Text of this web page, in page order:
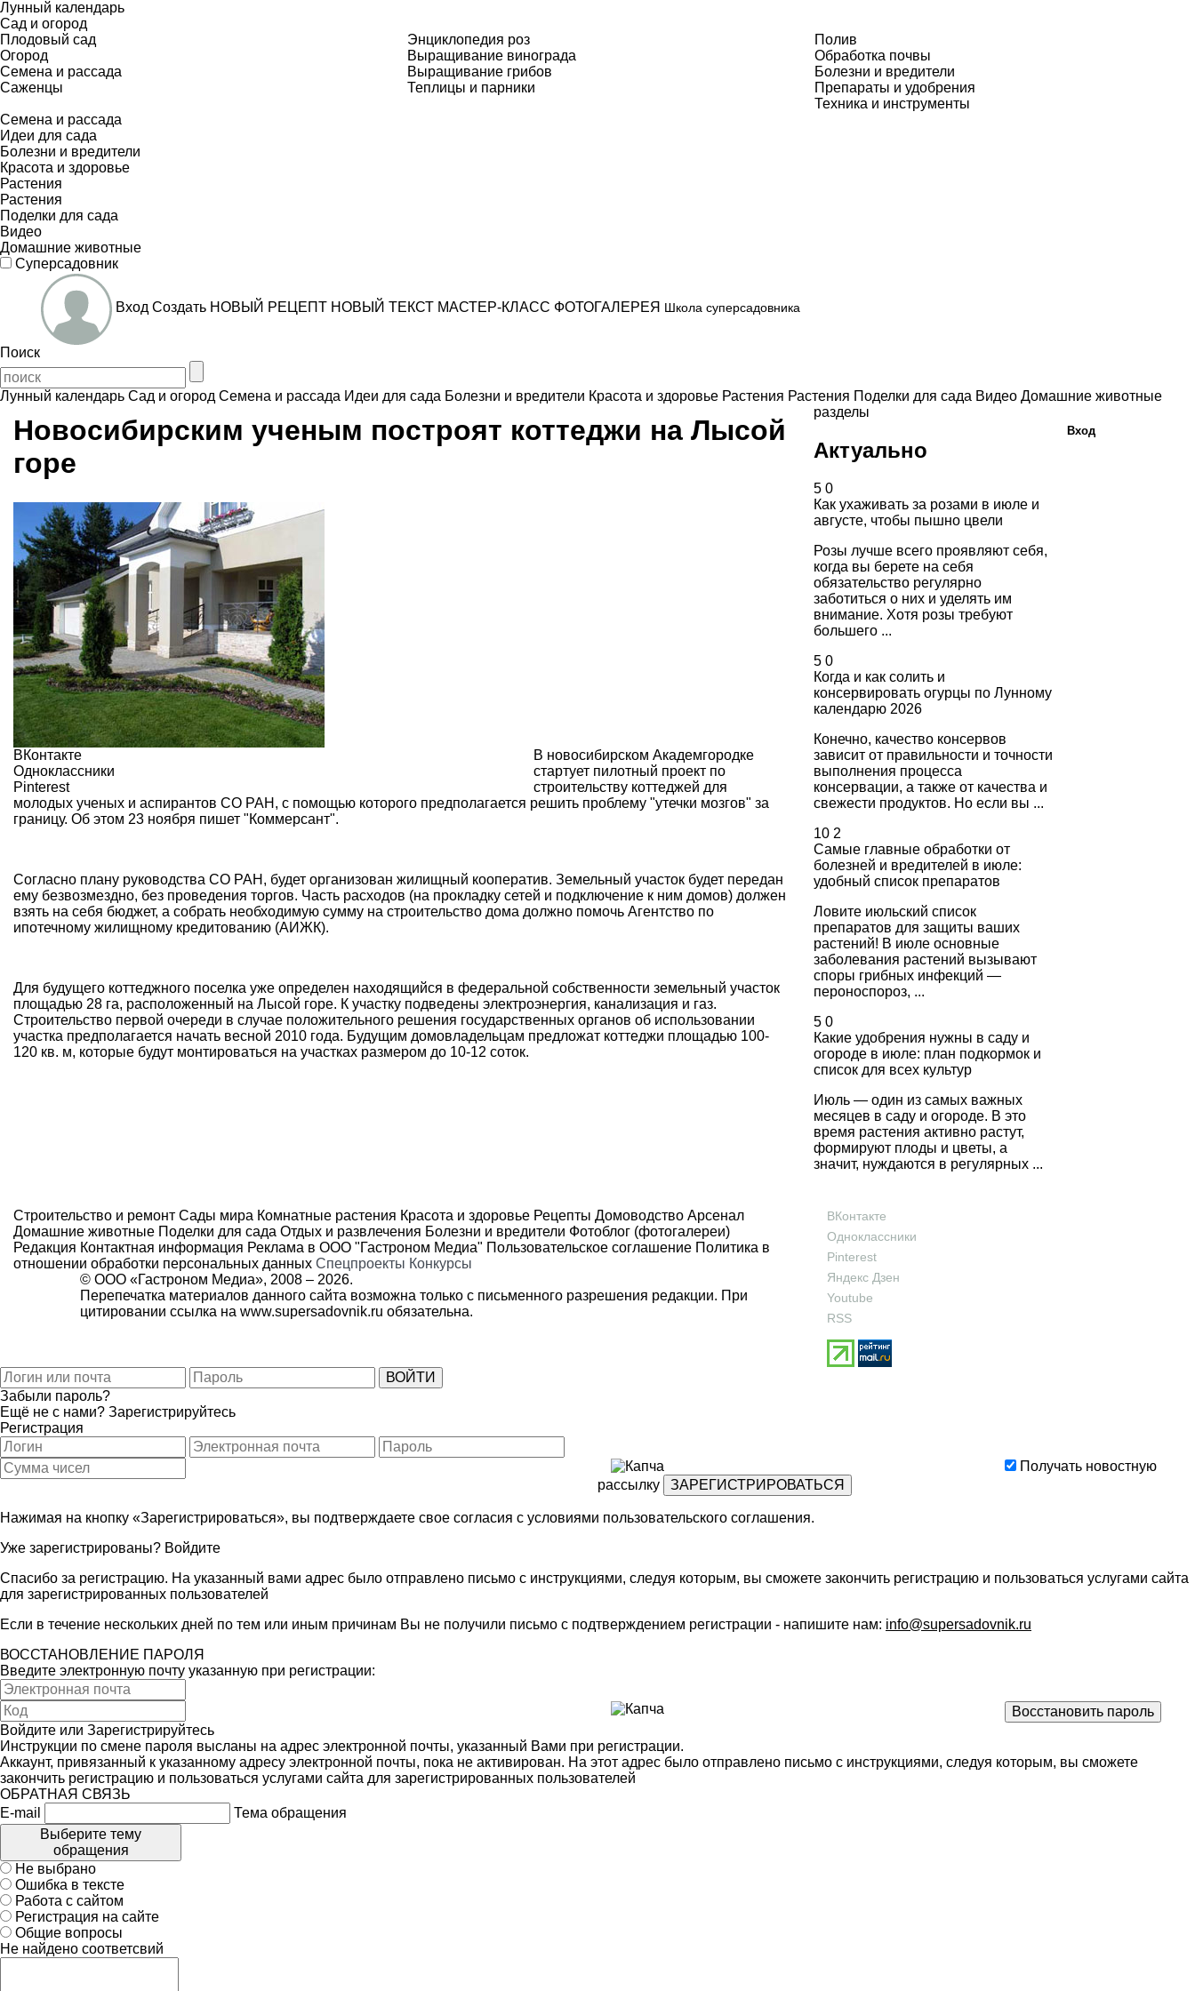
Лунный календарь
Сад и огород
Плодовый сад
Огород
Семена и рассада
Саженцы
Энциклопедия роз
Выращивание винограда
Выращивание грибов
Теплицы и парники
Полив
Обработка почвы
Болезни и вредители
Препараты и удобрения
Техника и инструменты
Семена и рассада
Идеи для сада
Болезни и вредители
Красота и здоровье
Растения
Растения
Поделки для сада
Видео
Домашние животные
Суперсадовник
Вход Создать НОВЫЙ РЕЦЕПТ НОВЫЙ ТЕКСТ МАСТЕР-КЛАСС ФОТОГАЛЕРЕЯ Школа суперсадовника
Поиск
Лунный календарь Сад и огород Семена и рассада Идеи для сада Болезни и вредители Красота и здоровье Растения Растения Поделки для сада Видео Домашние животные
Новосибирским ученым построят коттеджи на Лысой
горе
ВКонтакте
Одноклассники
Pinterest
В новосибирском Академгородке
стартует пилотный проект по
строительству коттеджей для
молодых ученых и аспирантов СО РАН, с помощью которого предполагается решить проблему "утечки мозгов" за
границу. Об этом 23 ноября пишет "Коммерсант".
Согласно плану руководства СО РАН, будет организован жилищный кооператив. Земельный участок будет передан
ему безвозмездно, без проведения торгов. Часть расходов (на прокладку сетей и подключение к ним домов) должен
взять на себя бюджет, а собрать необходимую сумму на строительство дома должно помочь Агентство по
ипотечному жилищному кредитованию (АИЖК).
Для будущего коттеджного поселка уже определен находящийся в федеральной собственности земельный участок
площадью 28 га, расположенный на Лысой горе. К участку подведены электроэнергия, канализация и газ.
Строительство первой очереди в случае положительного решения государственных органов об использовании
участка предполагается начать весной 2010 года. Будущим домовладельцам предложат коттеджи площадью 100-
120 кв. м, которые будут монтироваться на участках размером до 10-12 соток.
разделы
Актуально
5 0
Как ухаживать за розами в июле и
августе, чтобы пышно цвели
Розы лучше всего проявляют себя,
когда вы берете на себя
обязательство регулярно
заботиться о них и уделять им
внимание. Хотя розы требуют
большего ...
5 0
Когда и как солить и
консервировать огурцы по Лунному
календарю 2026
Конечно, качество консервов
зависит от правильности и точности
выполнения процесса
консервации, а также от качества и
свежести продуктов. Но если вы ...
10 2
Самые главные обработки от
болезней и вредителей в июле:
удобный список препаратов
Ловите июльский список
препаратов для защиты ваших
растений! В июле основные
заболевания растений вызывают
споры грибных инфекций —
пероноспороз, ...
5 0
Какие удобрения нужны в саду и
огороде в июле: план подкормок и
список для всех культур
Июль — один из самых важных
месяцев в саду и огороде. В это
время растения активно растут,
формируют плоды и цветы, а
значит, нуждаются в регулярных ...
Строительство и ремонт Сады мира Комнатные растения Красота и здоровье Рецепты Домоводство Арсенал
Домашние животные Поделки для сада Отдых и развлечения Болезни и вредители Фотоблог (фотогалереи)
Редакция Контактная информация Реклама в ООО "Гастроном Медиа" Пользовательское соглашение Политика в
отношении обработки персональных данных Спецпроекты Конкурсы
© ООО «Гастроном Медиа», 2008 – 2026.
Перепечатка материалов данного сайта возможна только с письменного разрешения редакции. При
цитировании ссылка на www.supersadovnik.ru обязательна.
ВКонтакте
Одноклассники
Pinterest
Яндекс Дзен
Youtube
RSS
Вход
Забыли пароль?
Ещё не с нами? Зарегистрируйтесь
Регистрация
Получать новостную
рассылку
Нажимая на кнопку «Зарегистрироваться», вы подтверждаете свое согласия с условиями пользовательского соглашения.
Уже зарегистрированы? Войдите
Спасибо за регистрацию. На указанный вами адрес было отправлено письмо с инструкциями, следуя которым, вы сможете закончить регистрацию и пользоваться услугами сайта
для зарегистрированных пользователей
Если в течение нескольких дней по тем или иным причинам Вы не получили письмо с подтверждением регистрации - напишите нам: info@supersadovnik.ru
ВОССТАНОВЛЕНИЕ ПАРОЛЯ
Введите электронную почту указанную при регистрации:
Войдите или Зарегистрируйтесь
Инструкции по смене пароля высланы на адрес электронной почты, указанный Вами при регистрации.
Аккаунт, привязанный к указанному адресу электронной почты, пока не активирован. На этот адрес было отправлено письмо с инструкциями, следуя которым, вы сможете
закончить регистрацию и пользоваться услугами сайта для зарегистрированных пользователей
ОБРАТНАЯ СВЯЗЬ
E-mail
Тема обращения
Выберите тему
обращения
Не выбрано
Ошибка в тексте
Работа с сайтом
Регистрация на сайте
Общие вопросы
Не найдено соответсвий